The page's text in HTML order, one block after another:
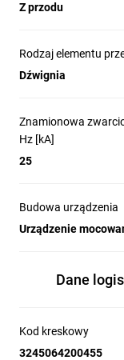
Z przodu
Rodzaj elementu
Dźwignia
Znamionowa
Hz [kA]
25
Budowa urządzenia
Urządzenie
Dane
Kod kreskowy
3245064200455